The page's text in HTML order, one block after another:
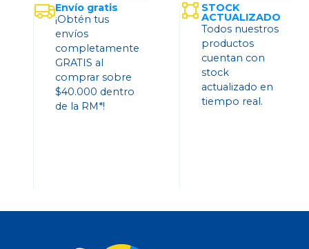
Envío gratis
¡Obtén tus
envíos
completamente
GRATIS al
comprar sobre
$40.000 dentro
de la RM*!
STOCK
ACTUALIZADO
Todos nuestros
productos
cuentan con
stock
actualizado en
tiempo real.